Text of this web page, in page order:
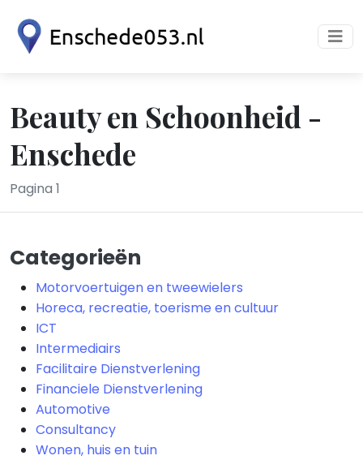
Beauty en Schoonheid -
Enschede
Pagina 1
Categorieën
Motorvoertuigen en tweewielers
Horeca, recreatie, toerisme en cultuur
ICT
Intermediairs
Facilitaire Dienstverlening
Financiele Dienstverlening
Automotive
Consultancy
Wonen, huis en tuin